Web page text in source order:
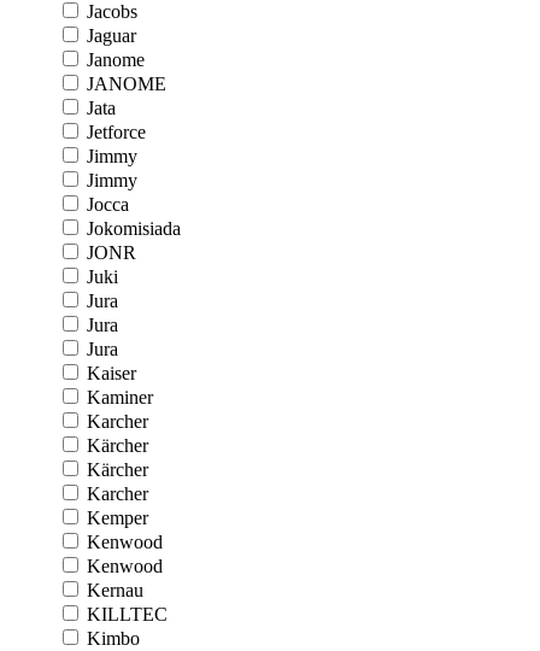
Jacobs
Jaguar
Janome
JANOME
Jata
Jetforce
Jimmy
Jimmy
Jocca
Jokomisiada
JONR
Juki
Jura
Jura
Jura
Kaiser
Kaminer
Karcher
Kärcher
Kärcher
Karcher
Kemper
Kenwood
Kenwood
Kernau
KILLTEC
Kimbo